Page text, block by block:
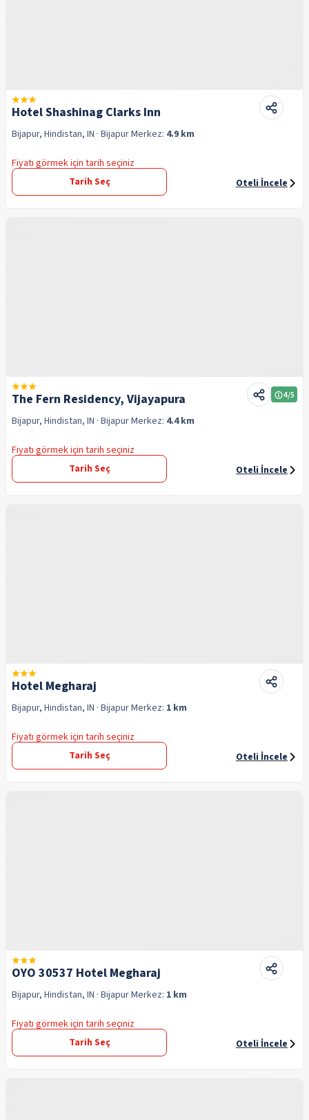
Hotel Shashinag Clarks Inn
Bijapur, Hindistan, IN · BijapurMerkez: 4.9 km
Fiyatı görmek için tarih seçiniz
Tarih Seç
Oteli İncele
The Fern Residency, Vijayapura 4/5
Bijapur, Hindistan, IN · BijapurMerkez: 4.4 km
Fiyatı görmek için tarih seçiniz
Tarih Seç
Oteli İncele
Hotel Megharaj
Bijapur, Hindistan, IN · BijapurMerkez: 1 km
Fiyatı görmek için tarih seçiniz
Tarih Seç
Oteli İncele
OYO 30537 Hotel Megharaj
Bijapur, Hindistan, IN · BijapurMerkez: 1 km
Fiyatı görmek için tarih seçiniz
Tarih Seç
Oteli İncele